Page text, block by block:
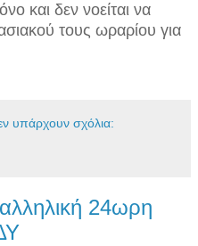
και δεν νοείται να
τους ωραρίου για
υπάρχουν σχόλια:
24ωρη